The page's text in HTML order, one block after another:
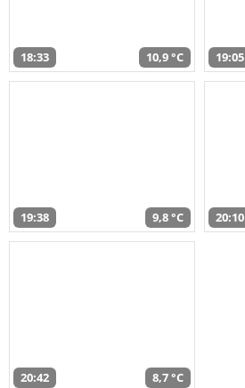
18:33 10,9 °C 19:05
19:38 9,8 °C 20:10
20:42 8,7 °C